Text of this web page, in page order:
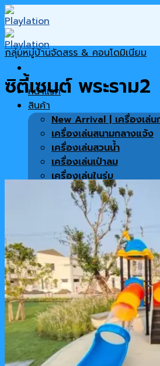
Skip
to
content
หน้าแรก
สินค้า
New Arrival | เครื่องเล่น
เครื่องเล่นสนามกลางแจ้ง
เครื่องเล่นสวนน้ำ
เครื่องเล่นเป่าลม
เครื่องเล่นในร่ม
เครื่องเล่นซิปไลน์
พื้นสนาม
เครื่องออกกำลังกาย
สินค้าทั้งหมด
เฟอร์นิเจอร์ตกแต่งโครงการ
โปรโมชั่น
รีวิวสินค้า
เกี่ยวกับเรา
ติดต่อ-สอบถาม
กลุ่มหมู่บ้านจัดสรร & คอนโดมิเนียม
ซิตี้เซนต์ พระราม2